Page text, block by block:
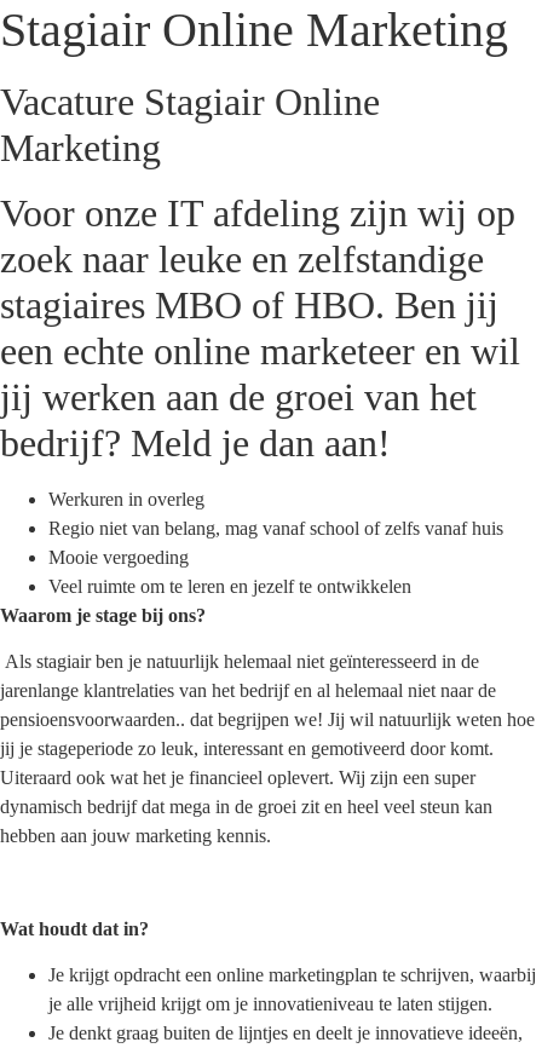
Stagiair Online Marketing
Vacature Stagiair Online
Marketing
Voor onze IT afdeling zijn wij op
zoek naar leuke en zelfstandige
stagiaires MBO of HBO. Ben jij
een echte online marketeer en wil
jij werken aan de groei van het
bedrijf? Meld je dan aan!
Werkuren in overleg
Regio niet van belang, mag vanaf school of zelfs vanaf huis
Mooie vergoeding
Veel ruimte om te leren en jezelf te ontwikkelen
Waarom je stage bij ons?
Als stagiair ben je natuurlijk helemaal niet geïnteresseerd in de
jarenlange klantrelaties van het bedrijf en al helemaal niet naar de
pensioensvoorwaarden.. dat begrijpen we! Jij wil natuurlijk weten hoe
jij je stageperiode zo leuk, interessant en gemotiveerd door komt.
Uiteraard ook wat het je financieel oplevert. Wij zijn een super
dynamisch bedrijf dat mega in de groei zit en heel veel steun kan
hebben aan jouw marketing kennis.
Wat houdt dat in?
Je krijgt opdracht een online marketingplan te schrijven, waarbij
je alle vrijheid krijgt om je innovatieniveau te laten stijgen.
Je denkt graag buiten de lijntjes en deelt je innovatieve ideeën,